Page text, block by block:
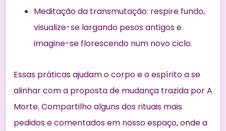
Meditação da transmutação: respire fundo,
visualize-se largando pesos antigos e
imagine-se florescendo num novo ciclo.
Essas práticas ajudam o corpo e o espírito a se
alinhar com a proposta de mudança trazida por A
Morte. Compartilho alguns dos rituais mais
pedidos e comentados em nosso espaço, onde a